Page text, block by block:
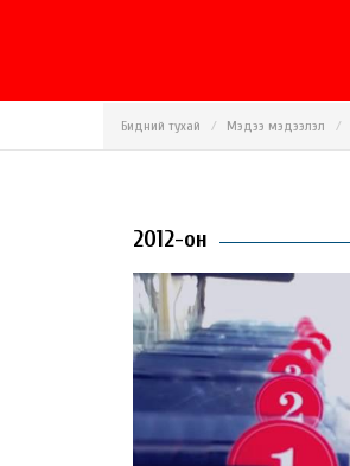
Бидний тухай Мэдээ мэдээлэл
2012-он